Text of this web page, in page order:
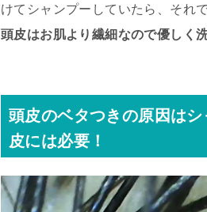
けてシャンプーしていたら、それ
頭皮はお肌より繊細なので優しく
頭皮のベタつきの原因は
皮には必要！